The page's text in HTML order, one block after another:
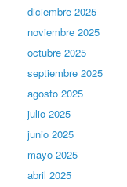
diciembre 2025
noviembre 2025
octubre 2025
septiembre 2025
agosto 2025
julio 2025
junio 2025
mayo 2025
abril 2025